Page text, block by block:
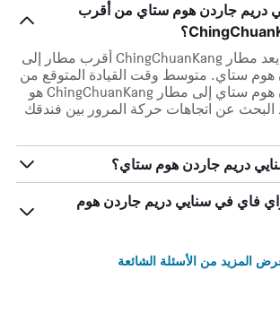
دريم جاردن هوم ستاي من أقرب
على بعد 35.9 كم ، يعد مطار ChingChuanKang أقرب مطار إلى
هوم ستاي. متوسط وقت القيادة المتوقع من
سنايي دريم جاردن هوم ستاي إلى مطار ChingChuanKang هو
البحث عن اتجاهات حركة المرور بين فندقك
دريم جاردن هوم ستاي؟
فاي في سنايي دريم جاردن هوم
المزيد من الأسئلة الشائعة